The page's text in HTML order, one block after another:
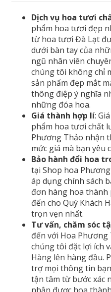
Dịch vụ hoa tươi
phẩm hoa tươi đẹp
từ hoa tươi Đà Lạt
dưới bàn tay của
ngũ nhân viên
chúng tôi không chỉ
sản phẩm đẹp mắt
thông điệp ý nghĩa
những đóa hoa.
Giá thành hợp lí:
phẩm hoa tươi chất
Phương Thảo nhận
mức giá mà bạn yêu
Bảo hành đổi hoa
tại Shop hoa
áp dụng chính sách
đơn hàng hoa thành
đến cho Quý Khách
trọn vẹn nhất.
Tư vấn, chăm sóc
đến với Hoa Phương
chúng tôi đặt lợi ích
Hàng lên hàng đầu.
trợ mọi thông tin
tận tâm từ bước xác